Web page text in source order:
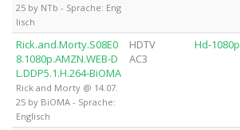
25 by NTb - Sprache: Eng
lisch
Rick.and.Morty.S08E0
8.1080p.AMZN.WEB-D
L.DDP5.1.H.264-BiOMA
Rick and Morty @ 14.07.
25 by BiOMA - Sprache:
Englisch
HDTV
AC3
Hd-1080p